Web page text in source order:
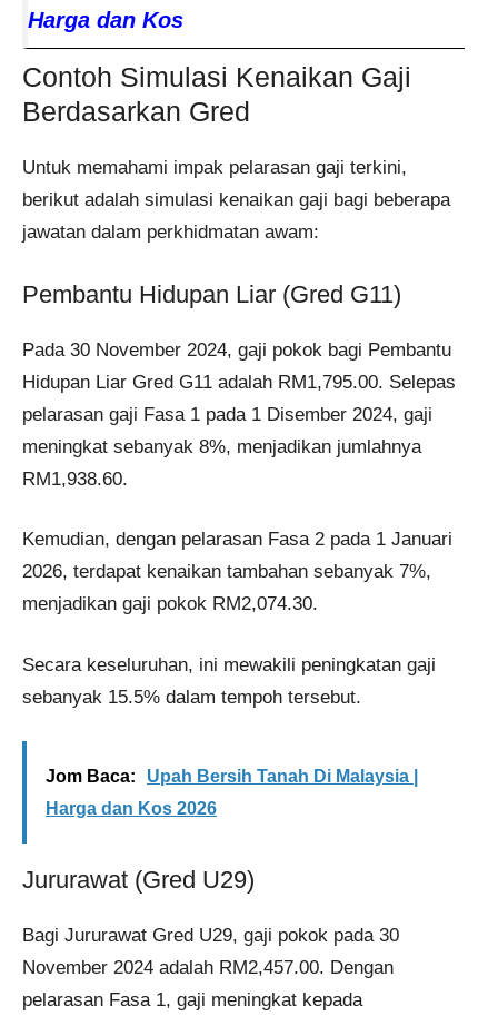
Harga dan Kos
Contoh Simulasi Kenaikan Gaji
Berdasarkan Gred
Untuk memahami impak pelarasan gaji terkini,
berikut adalah simulasi kenaikan gaji bagi beberapa
jawatan dalam perkhidmatan awam:
Pembantu Hidupan Liar (Gred G11)
Pada 30 November 2024, gaji pokok bagi Pembantu
Hidupan Liar Gred G11 adalah RM1,795.00. Selepas
pelarasan gaji Fasa 1 pada 1 Disember 2024, gaji
meningkat sebanyak 8%, menjadikan jumlahnya
RM1,938.60.
Kemudian, dengan pelarasan Fasa 2 pada 1 Januari
2026, terdapat kenaikan tambahan sebanyak 7%,
menjadikan gaji pokok RM2,074.30.
Secara keseluruhan, ini mewakili peningkatan gaji
sebanyak 15.5% dalam tempoh tersebut.
Jom Baca:
Upah Bersih Tanah Di Malaysia |
Harga dan Kos 2026
Jururawat (Gred U29)
Bagi Jururawat Gred U29, gaji pokok pada 30
November 2024 adalah RM2,457.00. Dengan
pelarasan Fasa 1, gaji meningkat kepada